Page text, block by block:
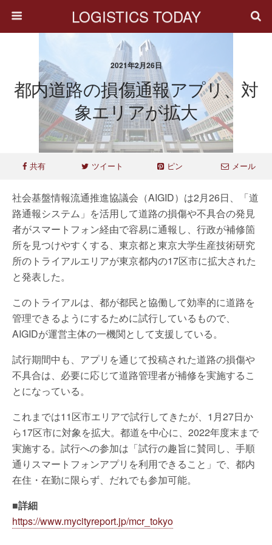
LOGISTICS TODAY
2021年2月26日
都内道路の損傷通報アプリ、対
象エリアが拡大
共有 ツイート ピン メール
社会基盤情報流通推進協議会（AIGID）は2月26日、「道
路通報システム」を活用して道路の損傷や不具合の発見
者がスマートフォン経由で容易に通報し、行政が補修箇
所を見つけやすくする、東京都と東京大学生産技術研究
所のトライアルエリアが東京都内の17区市に拡大された
と発表した。
このトライアルは、都が都民と協働して効率的に道路を
管理できるようにするために試行しているもので、
AIGIDが運営主体の一機関として支援している。
試行期間中も、アプリを通じて投稿された道路の損傷や
不具合は、必要に応じて道路管理者が補修を実施するこ
とになっている。
これまでは11区市エリアで試行してきたが、1月27日か
ら17区市に対象を拡大。都道を中心に、2022年度末まで
実施する。試行への参加は「試行の趣旨に賛同し、手順
通りスマートフォンアプリを利用できること」で、都内
在住・在勤に限らず、だれでも参加可能。
■詳細
https://www.mycityreport.jp/mcr_tokyo